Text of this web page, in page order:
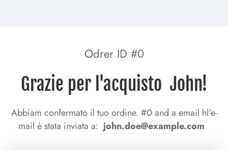
Odrer ID #0
Grazie per l'acquisto John!
Abbiam confermato il tuo ordine. #0 and a email hl'e-
mail è stata inviata a: john.doe@example.com